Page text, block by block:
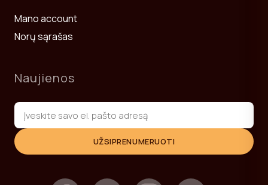
Mano account
Norų sąrašas
Naujienos
UŽSIPRENUMERUOTI